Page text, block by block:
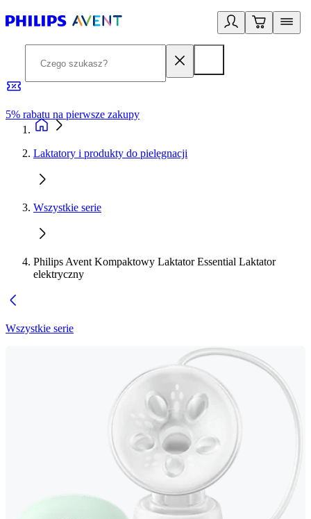
5% rabatu na pierwsze zakupy
Laktatory i produkty do pielęgnacji
Wszystkie serie
Philips Avent Kompaktowy Laktator Essential Laktator
elektryczny
Wszystkie serie